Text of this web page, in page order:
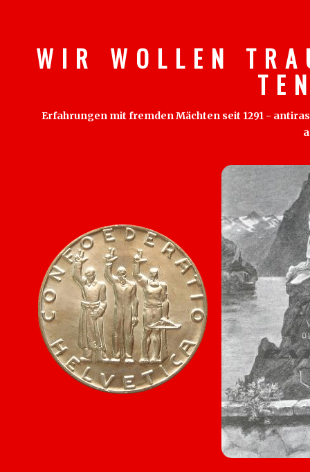
W I R W O L L E N T R
T E
Erfahrungen mit fremden Mächten seit 1291 -